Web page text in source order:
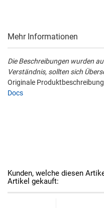
Mehr Informationen
Die Beschreibungen wurden
Verständnis, sollten sich
Originale
Docs
Kunden, welche diesen
Artikel gekauft: